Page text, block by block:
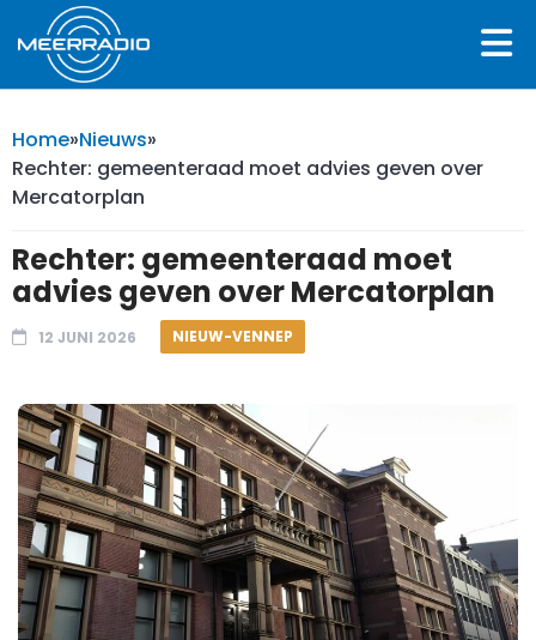
Home»Nieuws»
Rechter: gemeenteraad moet advies geven over
Mercatorplan
Rechter: gemeenteraad moet
advies geven over Mercatorplan
12 JUNI 2026 NIEUW-VENNEP